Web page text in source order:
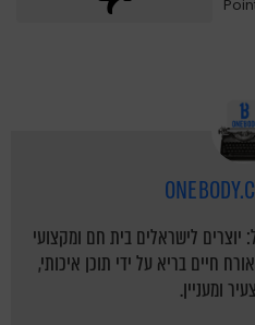
לישראלים בית חם ומקצועי
חיים בריא על ידי תוכן איכותי,
ומעניין.